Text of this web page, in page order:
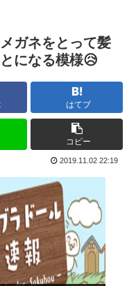
！外国人投資家と...
W杯・五輪で複数回の...
スタンド使い、流石に...
万部割れ
アテネという風潮
僚、高市早苗の逆鱗に...
んだけど皆は見たこと...
コロスコロス...
に良いと話題
る
える」
が
ガネをとって髪
になる模様😥
はてブ
コピー
2019.11.02 22:19